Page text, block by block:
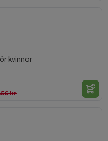
kvinnor
kr